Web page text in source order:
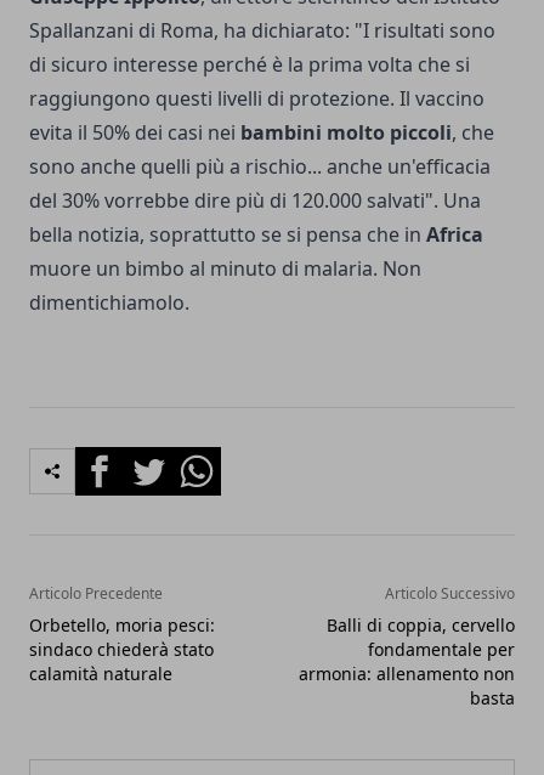
Spallanzani di Roma, ha dichiarato: "I risultati sono
di sicuro interesse perché è la prima volta che si
raggiungono questi livelli di protezione. Il vaccino
evita il 50% dei casi nei bambini molto piccoli, che
sono anche quelli più a rischio... anche un'efficacia
del 30% vorrebbe dire più di 120.000 salvati". Una
bella notizia, soprattutto se si pensa che in Africa
muore un bimbo al minuto di malaria. Non
dimentichiamolo.
FacebookTwitterWhatsapp
Articolo Precedente
Orbetello, moria pesci:
sindaco chiederà stato
calamità naturale
Articolo Successivo
Balli di coppia, cervello
fondamentale per
armonia: allenamento non
basta